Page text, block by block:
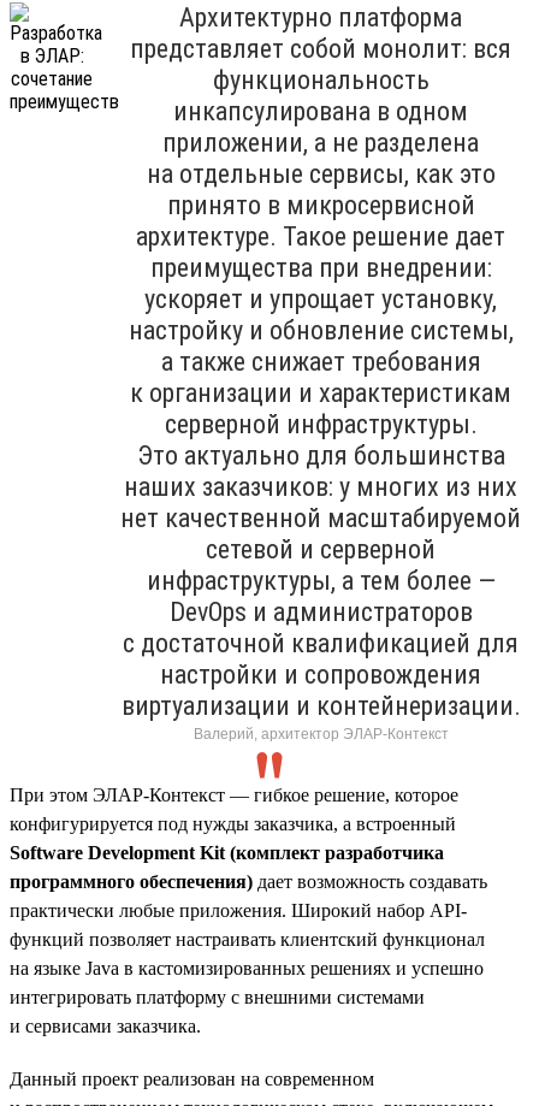
Архитектурно платформа
представляет собой монолит: вся
функциональность
инкапсулирована в одном
приложении, а не разделена
на отдельные сервисы, как это
принято в микросервисной
архитектуре. Такое решение дает
преимущества при внедрении:
ускоряет и упрощает установку,
настройку и обновление системы,
а также снижает требования
к организации и характеристикам
серверной инфраструктуры.
Это актуально для большинства
наших заказчиков: у многих из них
нет качественной масштабируемой
сетевой и серверной
инфраструктуры, а тем более —
DevOps и администраторов
с достаточной квалификацией для
настройки и сопровождения
виртуализации и контейнеризации.
Валерий, архитектор ЭЛАР-Контекст
При этом ЭЛАР-Контекст — гибкое решение, которое
конфигурируется под нужды заказчика, а встроенный
Software Development Kit (комплект разработчика
программного обеспечения) дает возможность создавать
практически любые приложения. Широкий набор API-
функций позволяет настраивать клиентский функционал
на языке Java в кастомизированных решениях и успешно
интегрировать платформу с внешними системами
и сервисами заказчика.
Данный проект реализован на современном